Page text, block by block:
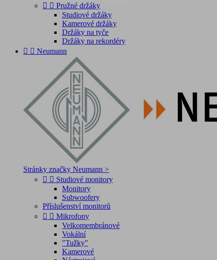
  Pružné držáky
Studiové držáky
Kamerové držáky
Držáky na tyče
Držáky na rekordéry
  Neumann
Stránky značky Neumann >
  Studiové monitory
Monitory
Subwoofery
Příslušenství monitorů
  Mikrofony
Velkomembránové
Vokální
"Tužky"
Kamerové